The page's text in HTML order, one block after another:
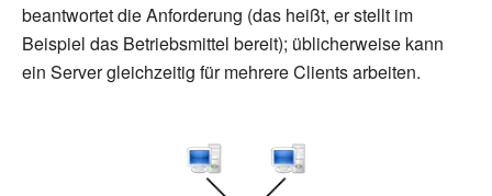
beantwortet die Anforderung (das heißt, er stellt im
Beispiel das Betriebsmittel bereit); üblicherweise kann
ein Server gleichzeitig für mehrere Clients arbeiten.